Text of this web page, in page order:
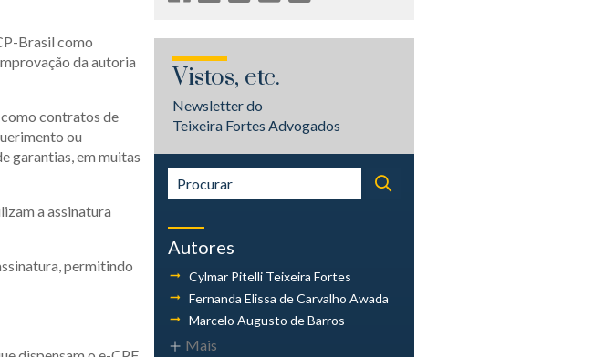
Brasil como
da autoria
contratos de
ou
garantias, em muitas
a assinatura
permitindo
Vistos, etc.
Newsletter do
Teixeira Fortes Advogados
Autores
Cylmar Pitelli Teixeira Fortes
Fernanda Elissa de Carvalho Awada
Marcelo Augusto de Barros
Mais